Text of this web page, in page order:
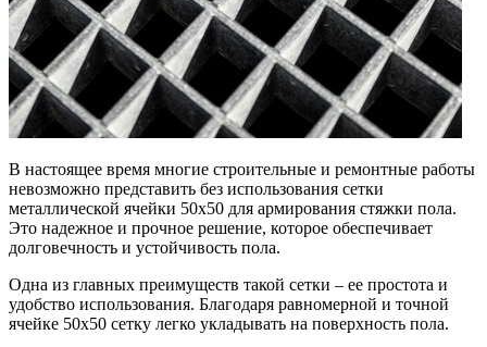
В настоящее время многие строительные и ремонтные работы
невозможно представить без использования сетки
металлической ячейки 50х50 для армирования стяжки пола.
Это надежное и прочное решение, которое обеспечивает
долговечность и устойчивость пола.
Одна из главных преимуществ такой сетки – ее простота и
удобство использования. Благодаря равномерной и точной
ячейке 50х50 сетку легко укладывать на поверхность пола.